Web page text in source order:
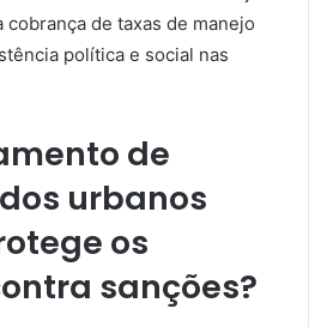
de taxas de manejo
política e social nas
de
urbanos
os
sanções?